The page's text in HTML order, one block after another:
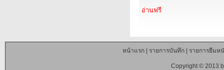
อ่านฟรี
หน้าแรก| รายการบันทึก| รายการยืมห
Copyright © 2013